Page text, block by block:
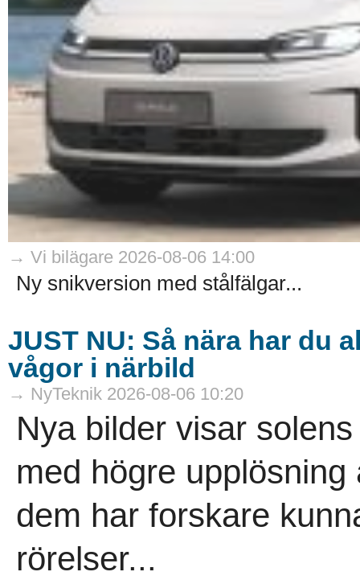
→ Vi bilägare 2026-08-06 14:00
Ny snikversion med stålfälgar...
JUST NU: Så nära har du
vågor i närbild
→ NyTeknik 2026-08-06 10:20
Nya bilder visar
med högre
dem har forskare
rörelser...